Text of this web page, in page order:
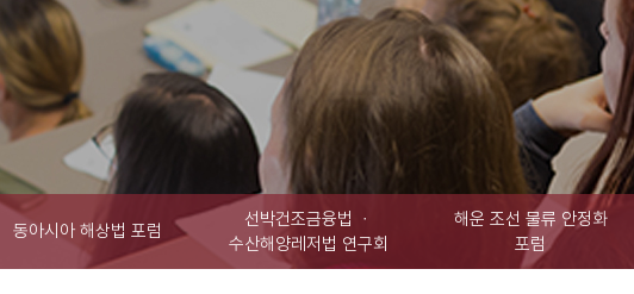
동아시아 해상법 포럼
선박건조금융법 ㆍ
수산해양레저법 연구회
해운 조선 물류 안정화
포럼